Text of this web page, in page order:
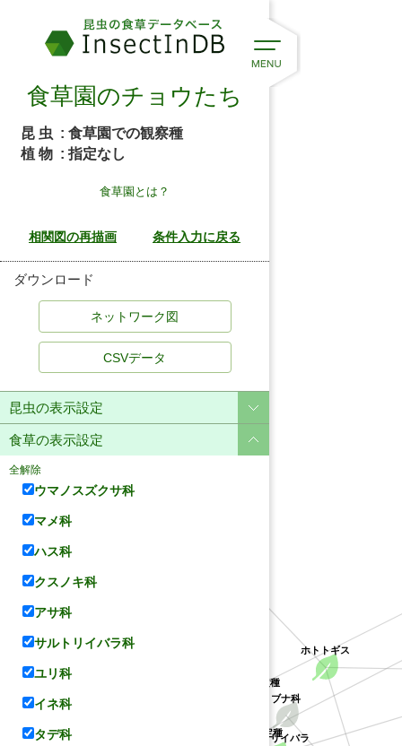
サルトリイバラ
ホトトギス
クチナシ属の不特定種
クソカズラ属の不特定種
ブナ科
食草園のチョウたち
昆 虫 : 食草園での観察種
植 物 : 指定なし
食草園とは？
ダウンロード
CSVデータ
昆虫の表示設定
食草の表示設定
全解除
ウマノスズクサ科
マメ科
ハス科
クスノキ科
アサ科
サルトリイバラ科
ユリ科
イネ科
タデ科